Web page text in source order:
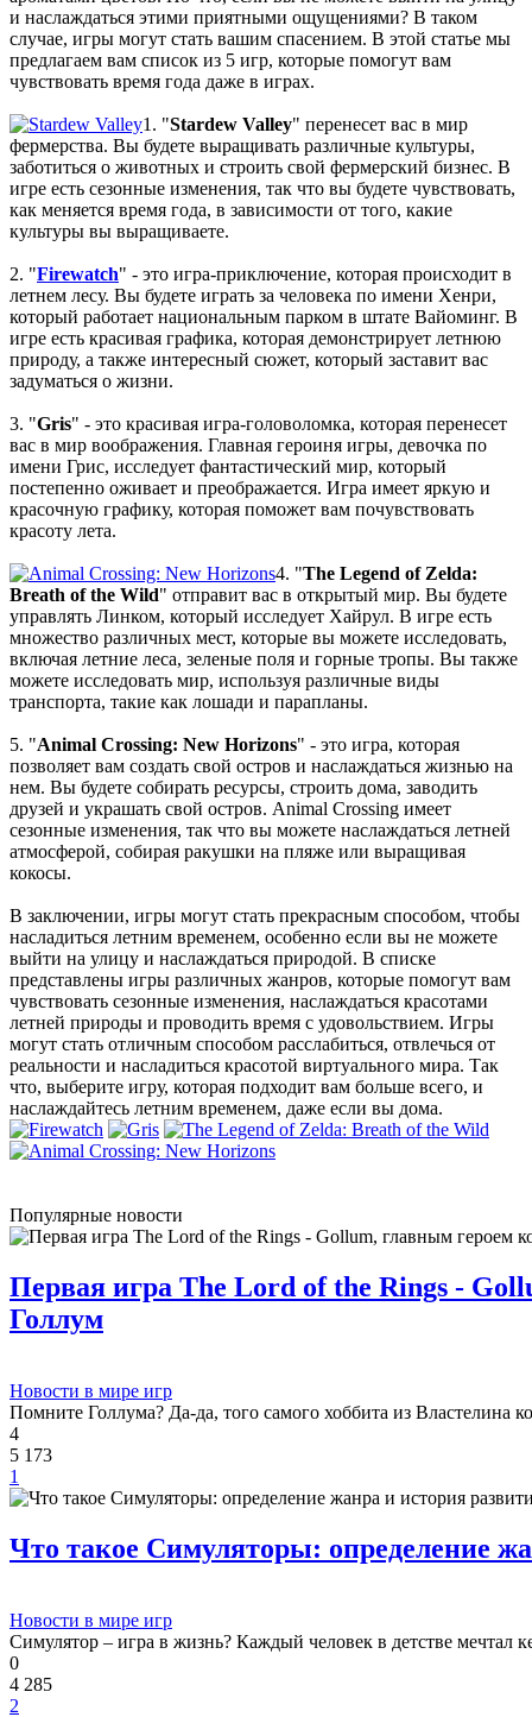
включая треки от Paul Linford
😁👏Огромная благодарность за труд. Не ожидал, что будет
полный саундтрек в хорошем качестве. За flac отдельная
благодарность ✔
cord:Boycenunse,
Да, сделано. Добавил саундтрек Need for Speed: Most Wanted
Soundtrack (OST):
скачать
архив и FLAC), но основной – Unofficial Game Soundtrack
OST. На странице можно послушать онлайн полную версию,
включая треки от Paul Linford
Сборник получился добротный, наслаждайтесь!
Most Wanted, которая 2005 года.
Mifman:Добро пожаловать на игровой сайт mifman.ru
Делитесь играми с друзьями и добавляйте сайт в избранное.
комментарии к играм.
и наслаждаться этими приятными ощущениями? В таком
случае, игры могут стать вашим спасением. В этой статье мы
предлагаем вам список из 5 игр, которые помогут вам
чувствовать время года даже в играх.
1. "Stardew Valley" перенесет вас в мир
фермерства. Вы будете выращивать различные культуры,
заботиться о животных и строить свой фермерский бизнес. В
игре есть сезонные изменения, так что вы будете чувствовать,
как меняется время года, в зависимости от того, какие
культуры вы выращиваете.
2. "Firewatch" - это игра-приключение, которая происходит в
летнем лесу. Вы будете играть за человека по имени Хенри,
который работает национальным парком в штате Вайоминг. В
игре есть красивая графика, которая демонстрирует летнюю
природу, а также интересный сюжет, который заставит вас
задуматься о жизни.
3. "Gris" - это красивая игра-головоломка, которая перенесет
вас в мир воображения. Главная героиня игры, девочка по
имени Грис, исследует фантастический мир, который
постепенно оживает и преображается. Игра имеет яркую и
красочную графику, которая поможет вам почувствовать
красоту лета.
4. "The Legend of Zelda:
Breath of the Wild" отправит вас в открытый мир. Вы будете
управлять Линком, который исследует Хайрул. В игре есть
множество различных мест, которые вы можете исследовать,
включая летние леса, зеленые поля и горные тропы. Вы также
можете исследовать мир, используя различные виды
транспорта, такие как лошади и парапланы.
5. "Animal Crossing: New Horizons" - это игра, которая
позволяет вам создать свой остров и наслаждаться жизнью на
нем. Вы будете собирать ресурсы, строить дома, заводить
друзей и украшать свой остров. Animal Crossing имеет
сезонные изменения, так что вы можете наслаждаться летней
атмосферой, собирая ракушки на пляже или выращивая
кокосы.
В заключении, игры могут стать прекрасным способом, чтобы
насладиться летним временем, особенно если вы не можете
выйти на улицу и наслаждаться природой. В списке
представлены игры различных жанров, которые помогут вам
чувствовать сезонные изменения, наслаждаться красотами
летней природы и проводить время с удовольствием. Игры
могут стать отличным способом расслабиться, отвлечься от
реальности и насладиться красотой виртуального мира. Так
что, выберите игру, которая подходит вам больше всего, и
наслаждайтесь летним временем, даже если вы дома.
Популярные новости
Первая игра The Lord of the Rings -
Голлум
Новости в мире игр
Помните Голлума? Да-да, того самого хоббита из Властелина
4
5 173
1
Что такое Симуляторы: определение
Новости в мире игр
Симулятор – игра в жизнь? Каждый человек в детстве мечтал
0
4 285
2